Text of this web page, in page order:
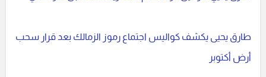
طارق يحيى يكشف كواليس اجتماع رموز الزمالك بعد قرار سحب
أرض أكتوبر